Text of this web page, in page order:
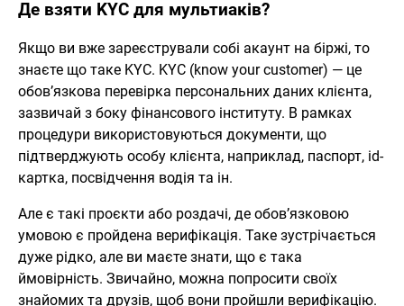
Де взяти KYC для мультиаків?
Якщо ви вже зареєстрували собі акаунт на біржі, то
знаєте що таке KYC. KYC (know your customer) — це
обов’язкова перевірка персональних даних клієнта,
зазвичай з боку фінансового інституту. В рамках
процедури використовуються документи, що
підтверджують особу клієнта, наприклад, паспорт, id-
картка, посвідчення водія та ін.
Але є такі проєкти або роздачі, де обов’язковою
умовою є пройдена верифікація. Таке зустрічається
дуже рідко, але ви маєте знати, що є така
ймовірність. Звичайно, можна попросити своїх
знайомих та друзів, щоб вони пройшли верифікацію.